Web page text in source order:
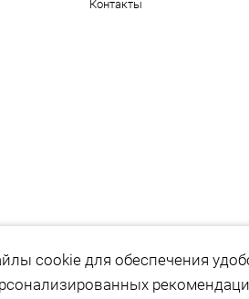
Контакты
cookie для обеспечения